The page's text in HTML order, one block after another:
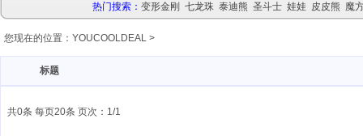
热门搜索： 变形金刚 七龙珠 泰迪熊 圣斗士 娃娃 皮皮熊 魔
您现在的位置： YOUCOOLDEAL >
标题
共0条 每页20条 页次：1/1